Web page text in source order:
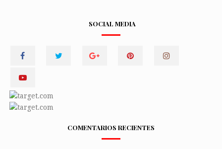
SOCIAL MEDIA
COMENTARIOS RECIENTES